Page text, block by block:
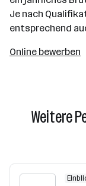
Je nach
entsprechend
Online bewerben
Weitere